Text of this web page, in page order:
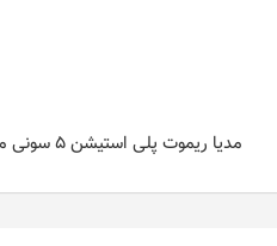
مدیا ریموت پلی استیشن 5 سونی مدل CFI-ZMR1